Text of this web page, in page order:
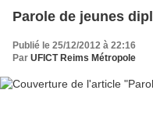
Parole de jeunes
Publié le 25/12/2012 à 22:16
Par UFICT Reims Métropole